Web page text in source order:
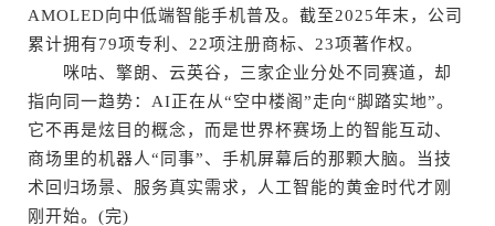
AMOLED向中低端智能手机普及。截至2025年末，公司
累计拥有79项专利、22项注册商标、23项著作权。
咪咕、擎朗、云英谷，三家企业分处不同赛道，却
指向同一趋势：AI正在从“空中楼阁”走向“脚踏实地”。
它不再是炫目的概念，而是世界杯赛场上的智能互动、
商场里的机器人“同事”、手机屏幕后的那颗大脑。当技
术回归场景、服务真实需求，人工智能的黄金时代才刚
刚开始。(完)